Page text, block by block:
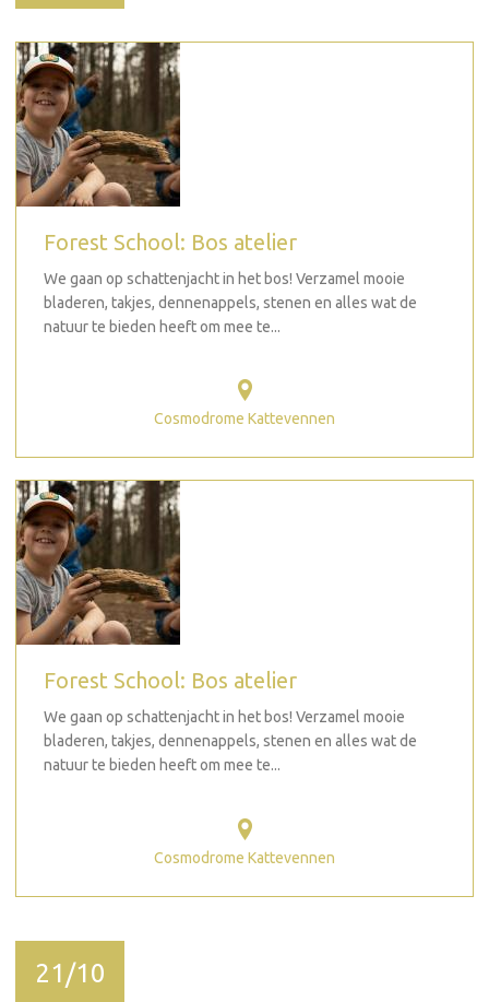
Forest School: Bos atelier
We gaan op schattenjacht in het bos! Verzamel mooie
bladeren, takjes, dennenappels, stenen en alles wat de
natuur te bieden heeft om mee te...
Cosmodrome Kattevennen
Forest School: Bos atelier
We gaan op schattenjacht in het bos! Verzamel mooie
bladeren, takjes, dennenappels, stenen en alles wat de
natuur te bieden heeft om mee te...
Cosmodrome Kattevennen
21/10